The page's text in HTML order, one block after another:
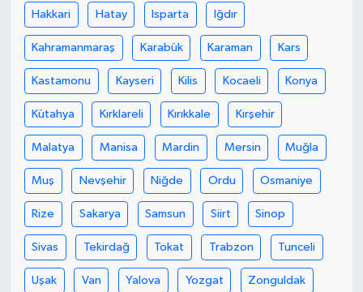
Hakkari Hatay Isparta Iğdır
Kahramanmaraş Karabük Karaman Kars
Kastamonu Kayseri Kilis Kocaeli Konya
Kütahya Kırklareli Kırıkkale Kırşehir
Malatya Manisa Mardin Mersin Muğla
Muş Nevşehir Niğde Ordu Osmaniye
Rize Sakarya Samsun Siirt Sinop
Sivas Tekirdağ Tokat Trabzon Tunceli
Uşak Van Yalova Yozgat Zonguldak